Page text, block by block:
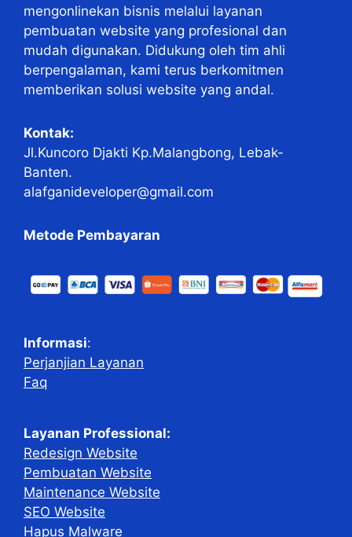
mengonlinekan bisnis melalui layanan
pembuatan website yang profesional dan
mudah digunakan. Didukung oleh tim ahli
berpengalaman, kami terus berkomitmen
memberikan solusi website yang andal.
Kontak:
Jl.Kuncoro Djakti Kp.Malangbong, Lebak-
Banten.
alafganideveloper@gmail.com
Metode Pembayaran
Informasi:
Perjanjian Layanan
Faq
Layanan Professional:
Redesign Website
Pembuatan Website
Maintenance Website
SEO Website
Hapus Malware